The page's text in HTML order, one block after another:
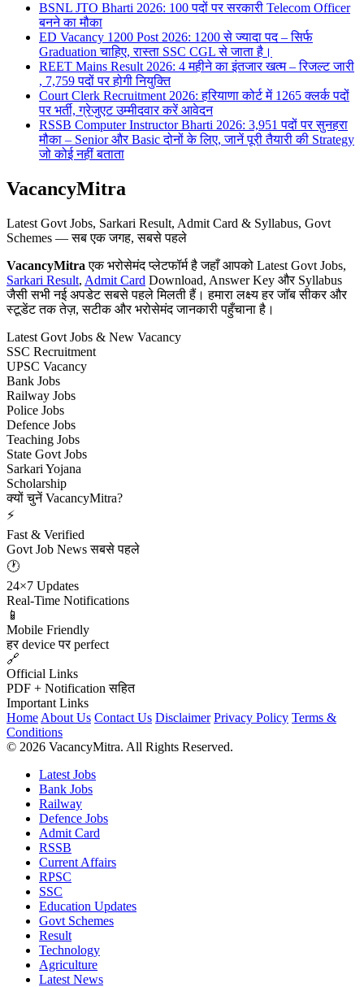
BSNL JTO Bharti 2026: 100 पदों पर सरकारी Telecom Officer
बनने का मौका
ED Vacancy 1200 Post 2026: 1200 से ज्यादा पद – सिर्फ
Graduation चाहिए, रास्ता SSC CGL से जाता है।
REET Mains Result 2026: 4 महीने का इंतजार खत्म – रिजल्ट जारी
, 7,759 पदों पर होगी नियुक्ति
Court Clerk Recruitment 2026: हरियाणा कोर्ट में 1265 क्लर्क पदों
पर भर्ती, ग्रेजुएट उम्मीदवार करें आवेदन
RSSB Computer Instructor Bharti 2026: 3,951 पदों पर सुनहरा
मौका – Senior और Basic दोनों के लिए, जानें पूरी तैयारी की Strategy
जो कोई नहीं बताता
VacancyMitra
Latest Govt Jobs, Sarkari Result, Admit Card & Syllabus, Govt
Schemes — सब एक जगह, सबसे पहले
VacancyMitra एक भरोसेमंद प्लेटफॉर्म है जहाँ आपको Latest Govt Jobs,
Sarkari Result, Admit Card Download, Answer Key और Syllabus
जैसी सभी नई अपडेट सबसे पहले मिलती हैं। हमारा लक्ष्य हर जॉब सीकर और
स्टूडेंट तक तेज़, सटीक और भरोसेमंद जानकारी पहुँचाना है।
Latest Govt Jobs & New Vacancy
SSC Recruitment
UPSC Vacancy
Bank Jobs
Railway Jobs
Police Jobs
Defence Jobs
Teaching Jobs
State Govt Jobs
Sarkari Yojana
Scholarship
क्यों चुनें VacancyMitra?
⚡
Fast & Verified
Govt Job News सबसे पहले
🕐
24×7 Updates
Real-Time Notifications
📱
Mobile Friendly
हर device पर perfect
🔗
Official Links
PDF + Notification सहित
Important Links
Home About Us Contact Us Disclaimer Privacy Policy Terms &
Conditions
© 2026 VacancyMitra. All Rights Reserved.
Latest Jobs
Bank Jobs
Railway
Defence Jobs
Admit Card
RSSB
Current Affairs
RPSC
SSC
Education Updates
Govt Schemes
Result
Technology
Agriculture
Latest News